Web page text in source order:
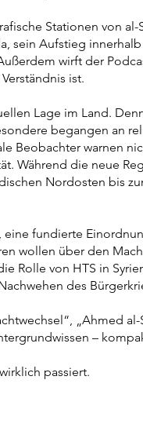
Stationen von al-
sein Aufstieg
wirft der
ist.
Lage im Land.
begangen an
Beobachter warnen
Während die neue
Nordosten bis
fundierte
wollen über den
Rolle von HTS in
des
„Ahmed
–
passiert.